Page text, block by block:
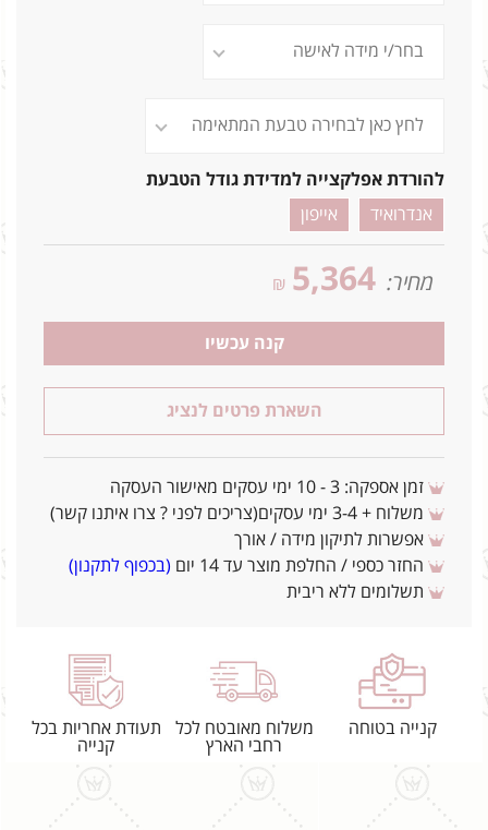
להורדת אפלקצייה למדידת גודל הטבעת
אנדרואיד
אייפון
מחיר: 5,364
₪
קנה עכשיו
השארת פרטים לנציג
זמן אספקה: 3 - 10 ימי עסקים מאישור העסקה
משלוח + 3-4 ימי עסקים(צריכים לפני ? צרו איתנו קשר)
אפשרות לתיקון מידה / אורך
החזר כספי / החלפת מוצר עד 14 יום
(בכפוף לתקנון)
תשלומים ללא ריבית
קנייה בטוחה
משלוח מאובטח לכל
רחבי הארץ
תעודת אחריות בכל
קנייה